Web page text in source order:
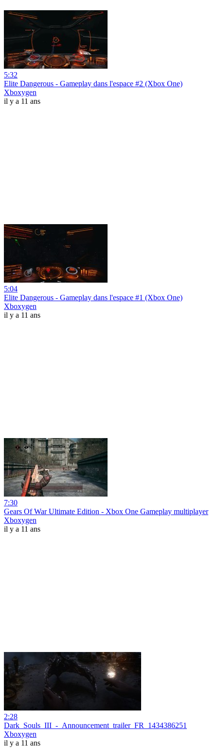
5:32
Elite Dangerous - Gameplay dans l'espace #2 (Xbox One)
Xboxygen
il y a 11 ans
5:04
Elite Dangerous - Gameplay dans l'espace #1 (Xbox One)
Xboxygen
il y a 11 ans
7:30
Gears Of War Ultimate Edition - Xbox One Gameplay multiplayer
Xboxygen
il y a 11 ans
2:28
Dark_Souls_III_-_Announcement_trailer_FR_1434386251
Xboxygen
il y a 11 ans